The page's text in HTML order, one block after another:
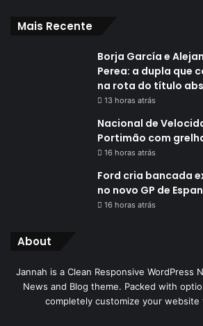
Mais Recente
Borja García e
Perea: a dupla que
na rota do título
13 horas atrás
Nacional de
Portimão com
16 horas atrás
Ford cria bancada
no novo GP de
16 horas atrás
About
Jannah is a Clean Responsive WordPress
News and Blog theme. Packed with
completely customize your website